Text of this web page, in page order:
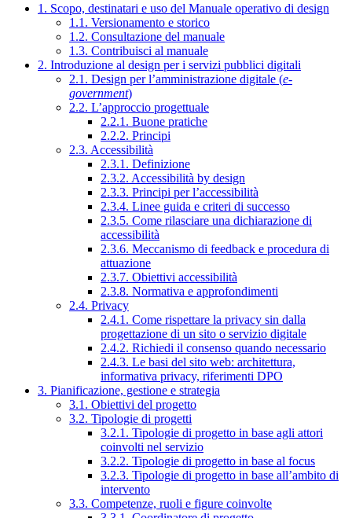
1. Scopo, destinatari e uso del Manuale operativo di design
1.1. Versionamento e storico
1.2. Consultazione del manuale
1.3. Contribuisci al manuale
2. Introduzione al design per i servizi pubblici digitali
2.1. Design per l’amministrazione digitale (e-
government)
2.2. L’approccio progettuale
2.2.1. Buone pratiche
2.2.2. Principi
2.3. Accessibilità
2.3.1. Definizione
2.3.2. Accessibilità by design
2.3.3. Principi per l’accessibilità
2.3.4. Linee guida e criteri di successo
2.3.5. Come rilasciare una dichiarazione di
accessibilità
2.3.6. Meccanismo di feedback e procedura di
attuazione
2.3.7. Obiettivi accessibilità
2.3.8. Normativa e approfondimenti
2.4. Privacy
2.4.1. Come rispettare la privacy sin dalla
progettazione di un sito o servizio digitale
2.4.2. Richiedi il consenso quando necessario
2.4.3. Le basi del sito web: architettura,
informativa privacy, riferimenti DPO
3. Pianificazione, gestione e strategia
3.1. Obiettivi del progetto
3.2. Tipologie di progetti
3.2.1. Tipologie di progetto in base agli attori
coinvolti nel servizio
3.2.2. Tipologie di progetto in base al focus
3.2.3. Tipologie di progetto in base all’ambito di
intervento
3.3. Competenze, ruoli e figure coinvolte